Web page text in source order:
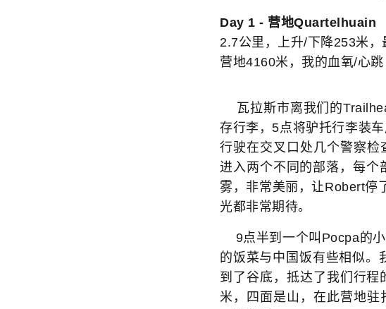
Day 1 - 营地Quartelhuain
2.7公里，上升/下降253米，
营地4160米，我的血氧/心
瓦拉斯市离我们的
存行李，5点将驴托行李装
行驶在交叉口处几个警察检
进入两个不同的部落，每个
雾，非常美丽，让Robert停
光都非常期待。
9点半到一个叫Pocpa的小
的饭菜与中国饭有些相似。
到了谷底，抵达了我们行
米，四面是山，在此营地驻